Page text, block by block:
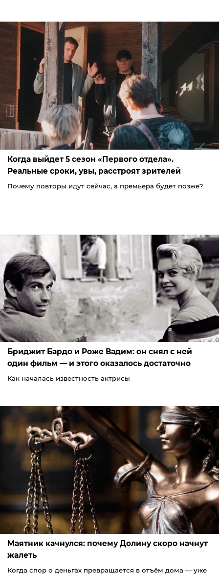
Когда выйдет 5 сезон «Первого отдела».
Реальные сроки, увы, расстроят зрителей
Почему повторы идут сейчас, а премьера будет позже?
Бриджит Бардо и Роже Вадим: он снял с ней
один фильм — и этого оказалось достаточно
Как началась известность актрисы
Маятник качнулся: почему Долину скоро начнут
жалеть
Когда спор о деньгах превращается в отъём дома — уже